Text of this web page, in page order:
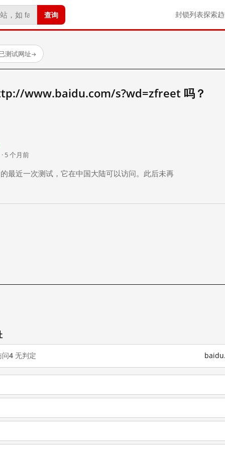
查询 封锁列表探索
测试网址→
www.baidu.com/s?wd=zfreet 吗？
5 个月前
最近一次测试，它在中国大陆可以访问。此后未再
问4 无判定